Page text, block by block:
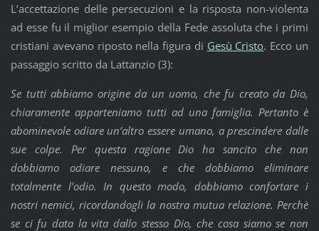
L’accettazione delle persecuzioni e la risposta non-violenta
ad esse fu il miglior esempio della Fede assoluta che i primi
cristiani avevano riposto nella figura di Gesù Cristo. Ecco un
passaggio scritto da Lattanzio (3):
Se tutti abbiamo origine da un uomo, che fu creato da Dio,
chiaramente apparteniamo tutti ad una famiglia. Pertanto è
abominevole odiare un’altro essere umano, a prescindere dalle
sue colpe. Per questa ragione Dio ha sancito che non
dobbiamo odiare nessuno, e che dobbiamo eliminare
totalmente l’odio. In questo modo, dobbiamo confortare i
nostri nemici, ricordandogli la nostra mutua relazione. Perchè
se ci fu data la vita dallo stesso Dio, che cosa siamo se non